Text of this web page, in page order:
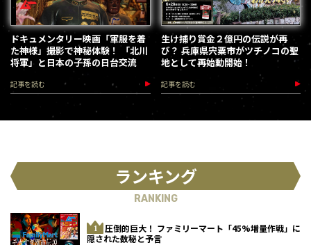
ドキュメンタリー映画「軍服を着
た神様」撮影で神秘体験！ 「北川
将軍」と日本の子孫の日台交流
記事を読む
生け捕り賞金２億円の伝説が再
び？ 兵庫県宍粟市がツチノコの聖
地として再始動開始！
記事を読む
ランキング
RANKING
圧倒的巨大！ ファミリーマート「45%増量作戦」に
隠された数秘と予言